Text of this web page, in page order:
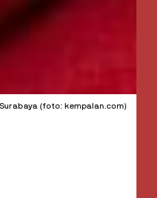
Surabaya (foto: kempalan.com)